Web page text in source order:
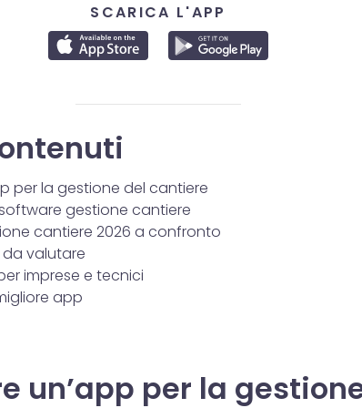
SCARICA L'APP
per la gestione del cantiere
gestione cantiere
cantiere 2026 a confronto
valutare
imprese e tecnici
app
un’app per la